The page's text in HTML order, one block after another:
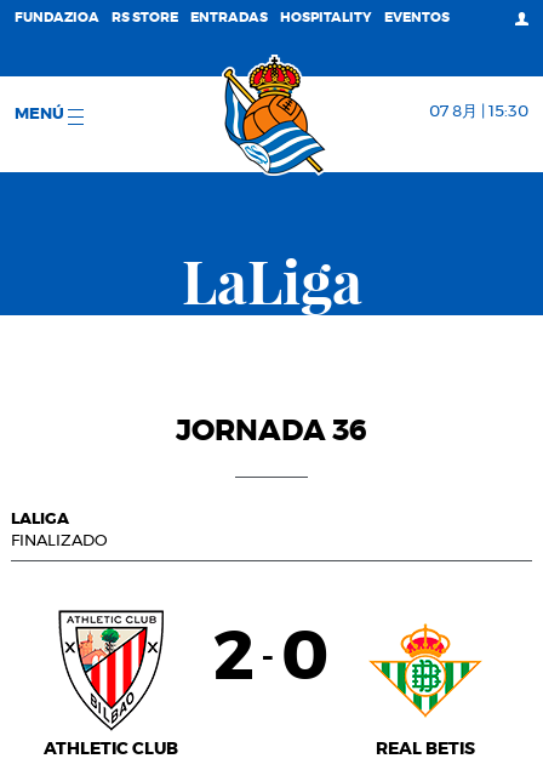
FUNDAZIOA RS STORE ENTRADAS HOSPITALITY EVENTOS
MENÚ 07 8月 | 15:30
LaLiga
JORNADA 36
LALIGA
FINALIZADO
ATHLETIC CLUB
2 - 0
REAL BETIS